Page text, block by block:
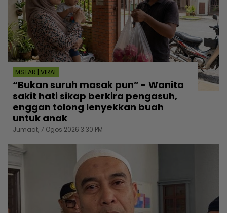
MSTAR | VIRAL
“Bukan suruh masak pun” - Wanita
sakit hati sikap berkira pengasuh,
enggan tolong lenyekkan buah
untuk anak
Jumaat, 7 Ogos 2026 3:30 PM